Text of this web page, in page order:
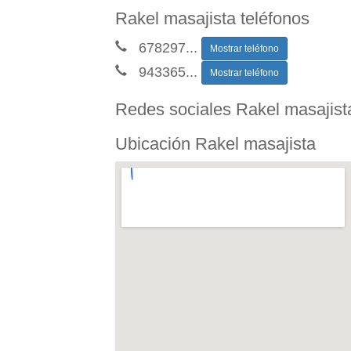
Rakel masajista teléfonos
678297... Mostrar teléfono
943365... Mostrar teléfono
Redes sociales Rakel
Ubicación Rakel masajista